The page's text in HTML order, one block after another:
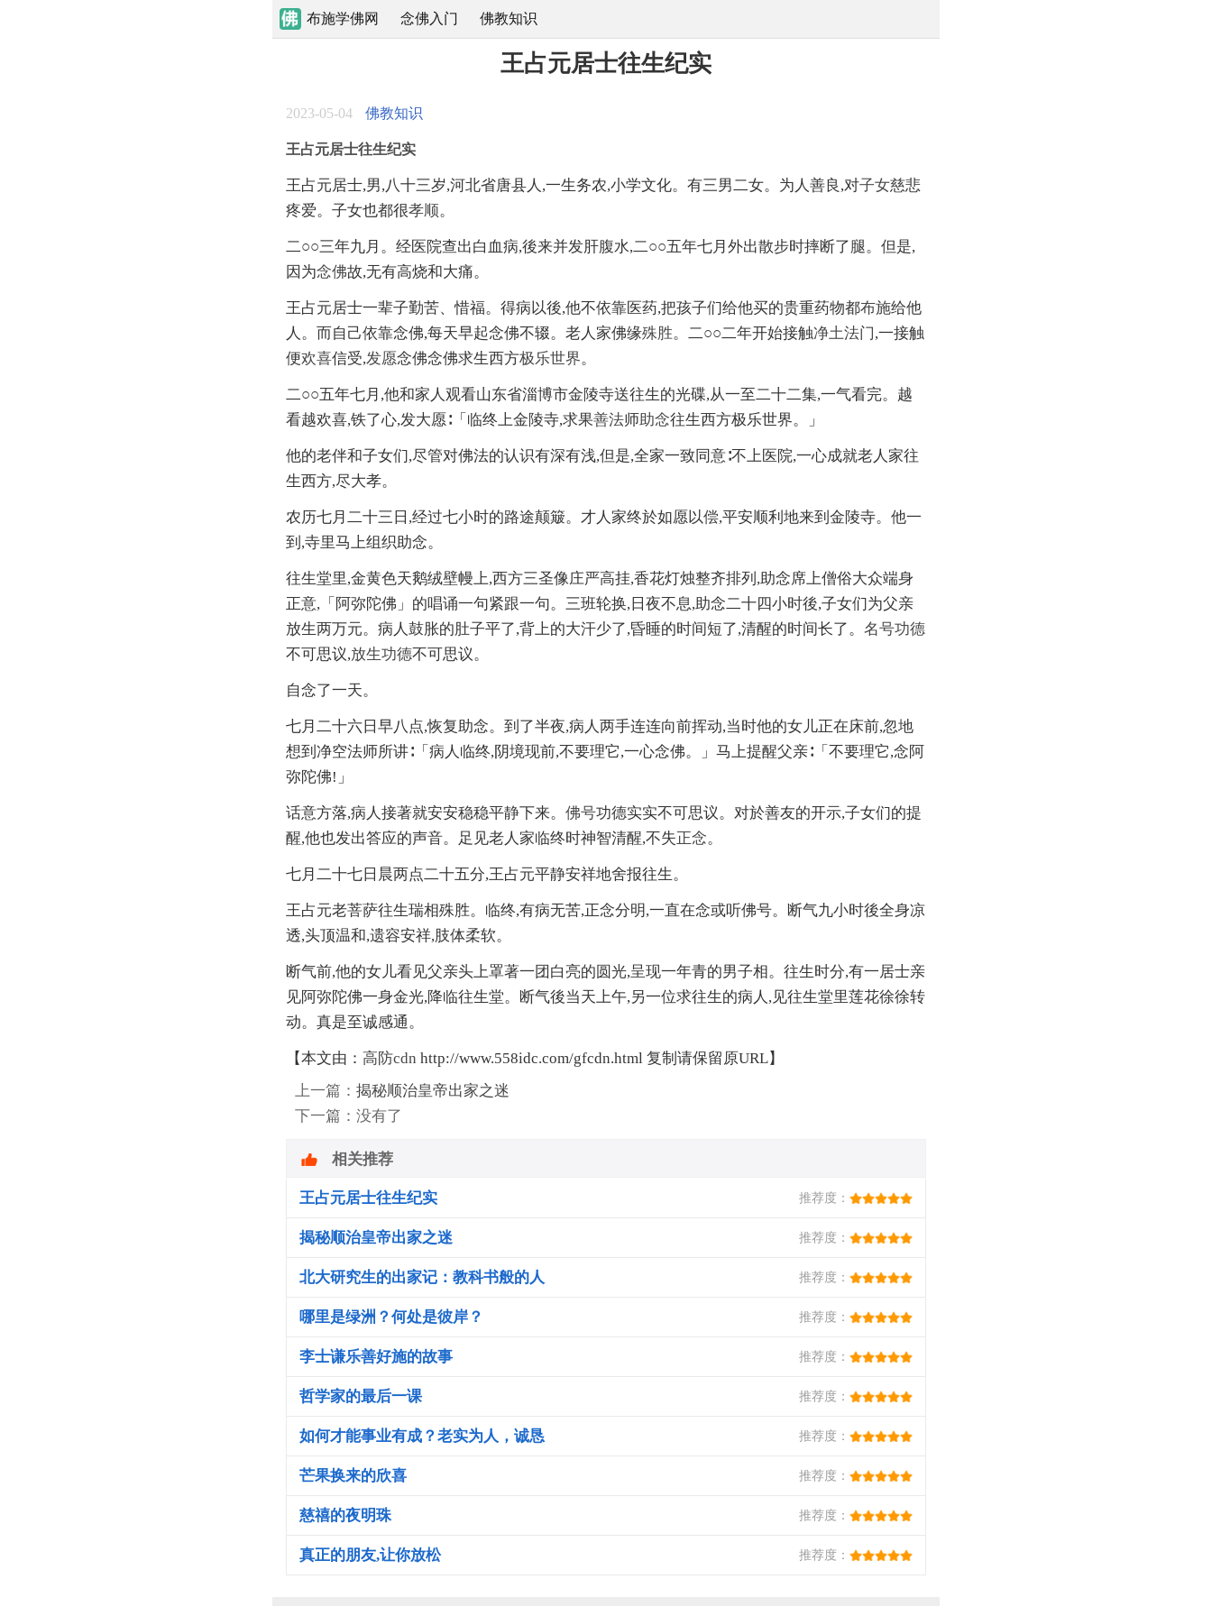
布施学佛网 念佛入门 佛教知识
王占元居士往生纪实
2023-05-04 佛教知识
王占元居士往生纪实
王占元居士,男,八十三岁,河北省唐县人,一生务农,小学文化。有三男二女。为人善良,对子女慈悲
疼爱。子女也都很孝顺。
二○○三年九月。经医院查出白血病,後来并发肝腹水,二○○五年七月外出散步时摔断了腿。但是,
因为念佛故,无有高烧和大痛。
王占元居士一辈子勤苦、惜福。得病以後,他不依靠医药,把孩子们给他买的贵重药物都布施给他
人。而自己依靠念佛,每天早起念佛不辍。老人家佛缘殊胜。二○○二年开始接触净土法门,一接触
便欢喜信受,发愿念佛念佛求生西方极乐世界。
二○○五年七月,他和家人观看山东省淄博市金陵寺送往生的光碟,从一至二十二集,一气看完。越
看越欢喜,铁了心,发大愿∶「临终上金陵寺,求果善法师助念往生西方极乐世界。」
他的老伴和子女们,尽管对佛法的认识有深有浅,但是,全家一致同意∶不上医院,一心成就老人家往
生西方,尽大孝。
农历七月二十三日,经过七小时的路途颠簸。才人家终於如愿以偿,平安顺利地来到金陵寺。他一
到,寺里马上组织助念。
往生堂里,金黄色天鹅绒壁幔上,西方三圣像庄严高挂,香花灯烛整齐排列,助念席上僧俗大众端身
正意,「阿弥陀佛」的唱诵一句紧跟一句。三班轮换,日夜不息,助念二十四小时後,子女们为父亲
放生两万元。病人鼓胀的肚子平了,背上的大汗少了,昏睡的时间短了,清醒的时间长了。 名号功德
不可思议,放生功德不可思议。
自念了一天。
七月二十六日早八点,恢复助念。到了半夜,病人两手连连向前挥动,当时他的女儿正在床前,忽地
想到净空法师所讲∶「病人临终,阴境现前,不要理它,一心念佛。」马上提醒父亲∶「不要理它,念阿
弥陀佛!」
话意方落,病人接著就安安稳稳平静下来。 佛号功德实实不可思议。对於善友的开示,子女们的提
醒,他也发出答应的声音。足见老人家临终时神智清醒,不失正念。
七月二十七日晨两点二十五分,王占元平静安祥地舍报往生。
王占元老菩萨往生瑞相殊胜。临终,有病无苦,正念分明,一直在念或听佛号。断气九小时後全身凉
透,头顶温和,遗容安祥,肢体柔软。
断气前,他的女儿看见父亲头上罩著一团白亮的圆光,呈现一年青的男子相。往生时分,有一居士亲
见阿弥陀佛一身金光,降临往生堂。断气後当天上午,另一位求往生的病人,见往生堂里莲花徐徐转
动。真是至诚感通。
【本文由： 高防cdn http://www.558idc.com/gfcdn.html 复制请保留原URL】
上一篇： 揭秘顺治皇帝出家之迷
下一篇：没有了
王占元居士往生纪实 推荐度：
揭秘顺治皇帝出家之迷 推荐度：
北大研究生的出家记：教科书般的人 推荐度：
哪里是绿洲？何处是彼岸？ 推荐度：
李士谦乐善好施的故事 推荐度：
哲学家的最后一课 推荐度：
如何才能事业有成？老实为人，诚恳 推荐度：
芒果换来的欣喜 推荐度：
慈禧的夜明珠 推荐度：
真正的朋友,让你放松 推荐度：
相关推荐